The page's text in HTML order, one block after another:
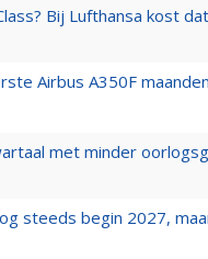
Bij Lufthansa kost
Airbus A350F
met minder
steeds begin 2027,